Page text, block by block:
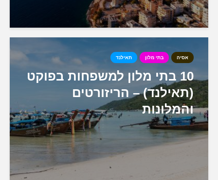
אסיה בתי מלון תאילנד
10 בתי מלון למשפחות בפוקט
(תאילנד) – הריזורטים
והמלונות